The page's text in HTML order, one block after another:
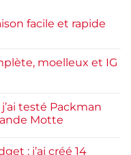
facile et rapide
moelleux et IG
testé Packman
Motte
: j’ai créé 14